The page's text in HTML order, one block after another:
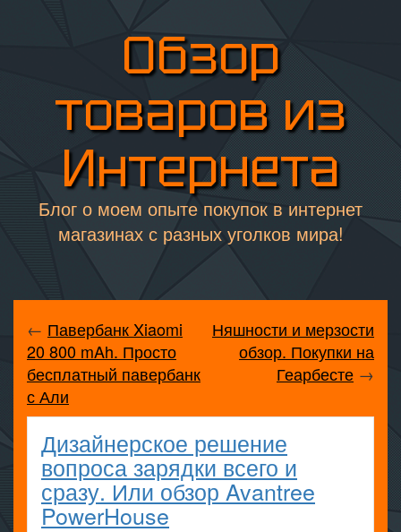
Обзор
товаров из
Интернета
Блог о моем опыте покупок в интернет
магазинах с разных уголков мира!
← Павербанк Xiaomi
20 800 mAh. Просто
бесплатный павербанк
с Али
Няшности и мерзости
обзор. Покупки на
Геарбесте →
Дизайнерское решение
вопроса зарядки всего и
сразу. Или обзор Avantree
PowerHouse